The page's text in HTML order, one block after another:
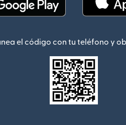
el código con tu teléfono y